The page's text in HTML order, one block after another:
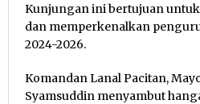
Kunjungan ini bertujuan
dan memperkenalkan
2024-2026.
Komandan Lanal Pacitan,
Syamsuddin menyambut